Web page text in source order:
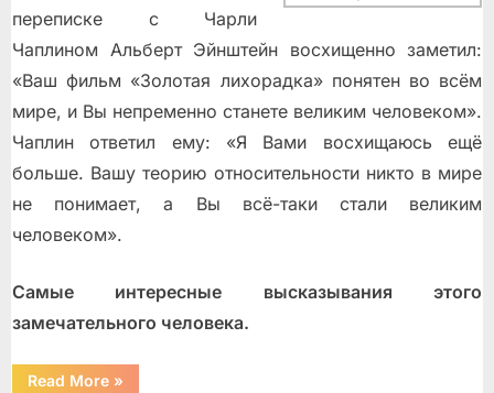
переписке с Чарли
Чаплином Альберт Эйнштейн восхищенно заметил:
«Ваш фильм «Золотая лихорадка» понятен во всём
мире, и Вы непременно станете великим человеком».
Чаплин ответил ему: «Я Вами восхищаюсь ещё
больше. Вашу теорию относительности никто в мире
не понимает, а Вы всё-таки стали великим
человеком».
Самые интересные высказывания этого
замечательного человека.
Read More“135
»